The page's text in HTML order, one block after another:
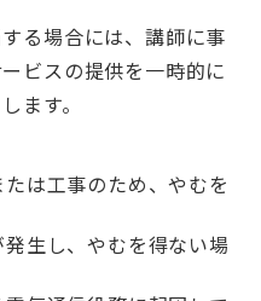
る場合には、講師に事
ビスの提供を一時的に
ます。
は工事のため、やむを
生し、やむを得ない場